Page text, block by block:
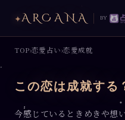
✦ARCANA by
TOP›恋愛占い›恋愛成就
この恋は成就する
今感じているときめきや想